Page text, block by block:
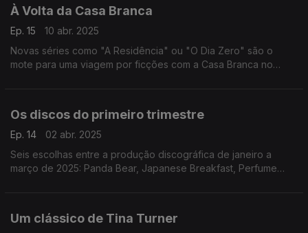
À Volta da Casa Branca
Ep. 15
10 abr. 2025
Novas séries como "A Residência" ou "O Dia Zero" são o
mote para uma viagem por ficções com a Casa Branca no
Os discos do primeiro trimestre
Ep. 14
02 abr. 2025
Seis escolhas entre a produção discográfica de janeiro a
março de 2025: Panda Bear, Japanese Breakfast, Perfume
Um clássico de Tina Turner